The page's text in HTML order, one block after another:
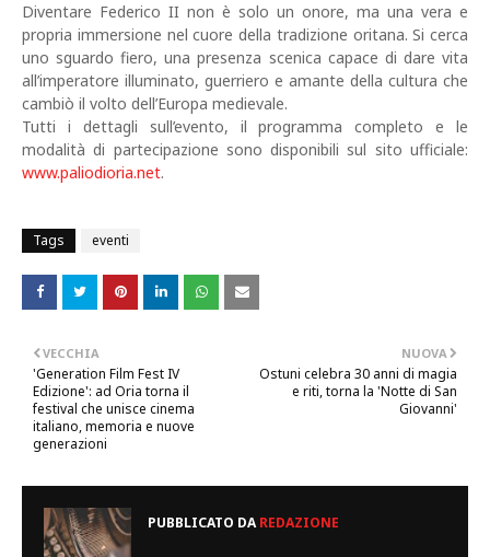
Diventare Federico II non è solo un onore, ma una vera e
propria immersione nel cuore della tradizione oritana. Si cerca
uno sguardo fiero, una presenza scenica capace di dare vita
all’imperatore illuminato, guerriero e amante della cultura che
cambiò il volto dell’Europa medievale.
Tutti i dettagli sull’evento, il programma completo e le
modalità di partecipazione sono disponibili sul sito ufficiale:
www.paliodioria.net.
Tags eventi
NUOVA
Ostuni celebra 30 anni di magia
e riti, torna la 'Notte di San
Giovanni'
VECCHIA
'Generation Film Fest IV
Edizione': ad Oria torna il
festival che unisce cinema
italiano, memoria e nuove
generazioni
PUBBLICATO DAREDAZIONE